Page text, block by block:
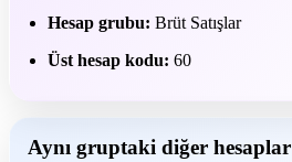
Hesap grubu: Brüt Satışlar
Üst hesap kodu: 60
Aynı gruptaki diğer hesaplar